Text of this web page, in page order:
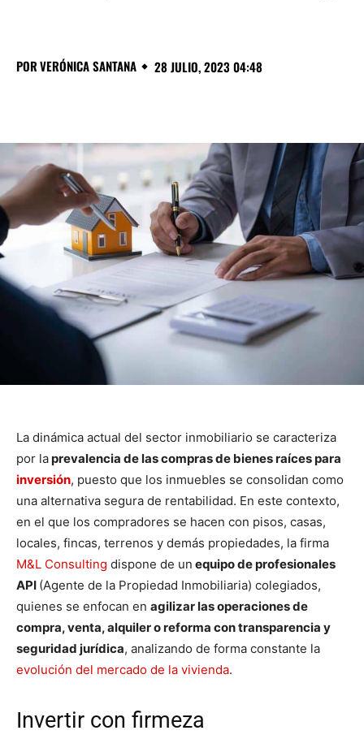
PORVERÓNICA SANTANA 28 JULIO, 2023 04:48
La dinámica actual del sector inmobiliario se caracteriza
por laprevalencia de las compras de bienes raíces para
inversión, puesto que los inmuebles se consolidan como
una alternativa segura de rentabilidad. En este contexto,
en el que los compradores se hacen con pisos, casas,
locales, fincas, terrenos y demás propiedades, la firma
M&L Consulting dispone de un equipo de profesionales
API (Agente de la Propiedad Inmobiliaria) colegiados,
quienes se enfocan en agilizar las operaciones de
compra, venta, alquiler o reforma con transparencia y
seguridad jurídica, analizando de forma constante la
evolución del mercado de la vivienda.
Invertir con firmeza